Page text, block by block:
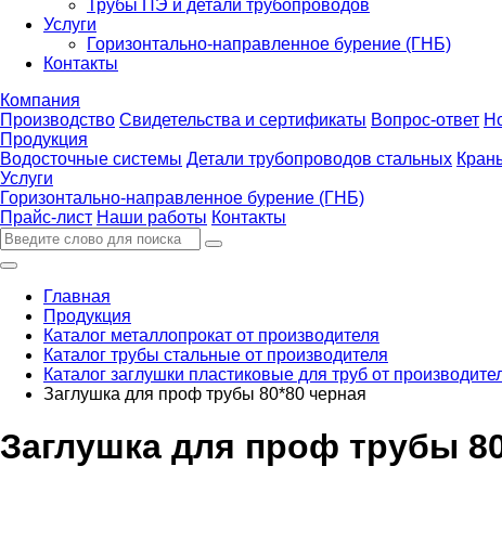
Трубы ПЭ и детали трубопроводов
Услуги
Горизонтально-направленное бурение (ГНБ)
Контакты
Компания
Производство Свидетельства и сертификаты Вопрос-ответ
Продукция
Водосточные системы Детали трубопроводов стальных
Услуги
Горизонтально-направленное бурение (ГНБ)
Прайс-лист Наши работы Контакты
Главная
Продукция
Каталог металлопрокат от производителя
Каталог трубы стальные от производителя
Каталог заглушки пластиковые для труб от
Заглушка для проф трубы 80*80 черная
Заглушка для проф трубы